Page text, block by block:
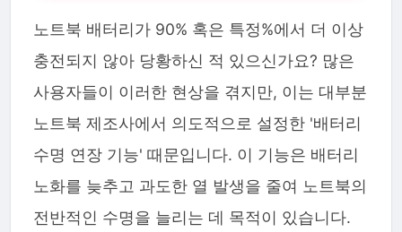
노트북 배터리가 90% 혹은 특정%에서 더 이상
충전되지 않아 당황하신 적 있으신가요? 많은
사용자들이 이러한 현상을 겪지만, 이는 대부분
노트북 제조사에서 의도적으로 설정한 '배터리
수명 연장 기능' 때문입니다. 이 기능은 배터리
노화를 늦추고 과도한 열 발생을 줄여 노트북의
전반적인 수명을 늘리는 데 목적이 있습니다.